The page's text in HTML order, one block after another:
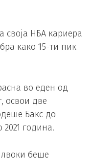
своја НБА кариера
како 15-ти пик
во еден од
освои две
Бакс до
година.
беше